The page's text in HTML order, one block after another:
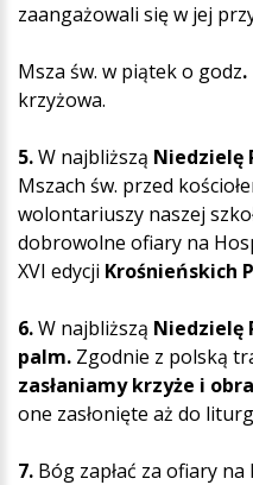
zaangażowali się w jej
Msza św. w piątek o godz.
krzyżowa.
5.W najbliższą Niedzielę
Mszach św. przed
wolontariuszy naszej
dobrowolne ofiary na
XVI edycji Krośnieńskich
6.W najbliższą Niedzielę
palm. Zgodnie z polską
zasłaniamy krzyże i
one zasłonięte aż do
7. Bóg zapłać za ofiary